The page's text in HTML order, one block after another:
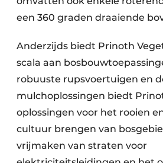
een 360 graden draaiende
Anderzijds biedt Prinoth
scala aan
robuuste rupsvoertuigen en
mulchoplossingen biedt
oplossingen voor het rooien
cultuur brengen van
vrijmaken van straten voor